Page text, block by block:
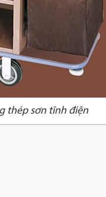
thép sơn tĩnh điện